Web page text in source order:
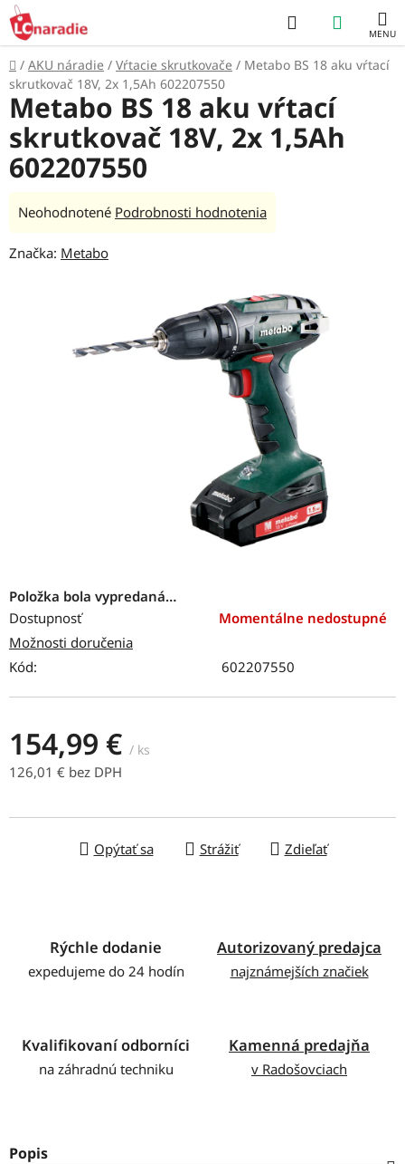
Prejsť
na
obsah
Hľadať
KOŠÍK
Domov
/ AKU náradie / Vŕtacie skrutkovače / Metabo BS 18 aku vŕtací
skrutkovač 18V, 2x 1,5Ah 602207550
Položka bola vypredaná…
Dostupnosť
Momentálne nedostupné
Možnosti doručenia
Kód:
602207550
154,99 € / ks
126,01 € bez DPH
Opýtať sa Strážiť Zdieľať
Metabo BS 18 aku vŕtací
skrutkovač 18V, 2x 1,5Ah
602207550
Priemerné
produktu
Neohodnotené Podrobnosti hodnotenia
Značka: Metabo
Rýchle dodanie
expedujeme do 24 hodín
Autorizovaný predajca
najznámejších značiek
Kvalifikovaní odborníci
na záhradnú techniku
Kamenná predajňa
v Radošovciach
Popis